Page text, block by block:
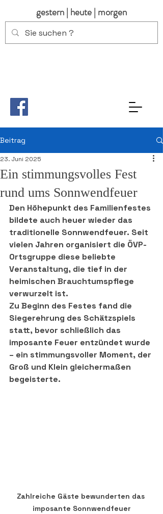
gestern | heute | morgen
Beitrag
Ein stimmungsvolles Fest
rund ums Sonnwendfeuer
23. Juni 2025
Den Höhepunkt des Familienfestes
bildete auch heuer wieder das
traditionelle Sonnwendfeuer. Seit
vielen Jahren organisiert die ÖVP-
Ortsgruppe diese beliebte
Veranstaltung, die tief in der
heimischen Brauchtumspflege
verwurzelt ist.
Zu Beginn des Festes fand die
Siegerehrung des Schätzspiels
statt, bevor schließlich das
imposante Feuer entzündet wurde
– ein stimmungsvoller Moment, der
Groß und Klein gleichermaßen
begeisterte.
Zahlreiche Gäste bewunderten das
imposante Sonnwendfeuer